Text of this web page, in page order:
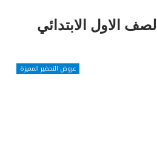
الاول الابتدائي
عروض التحضير المميزة